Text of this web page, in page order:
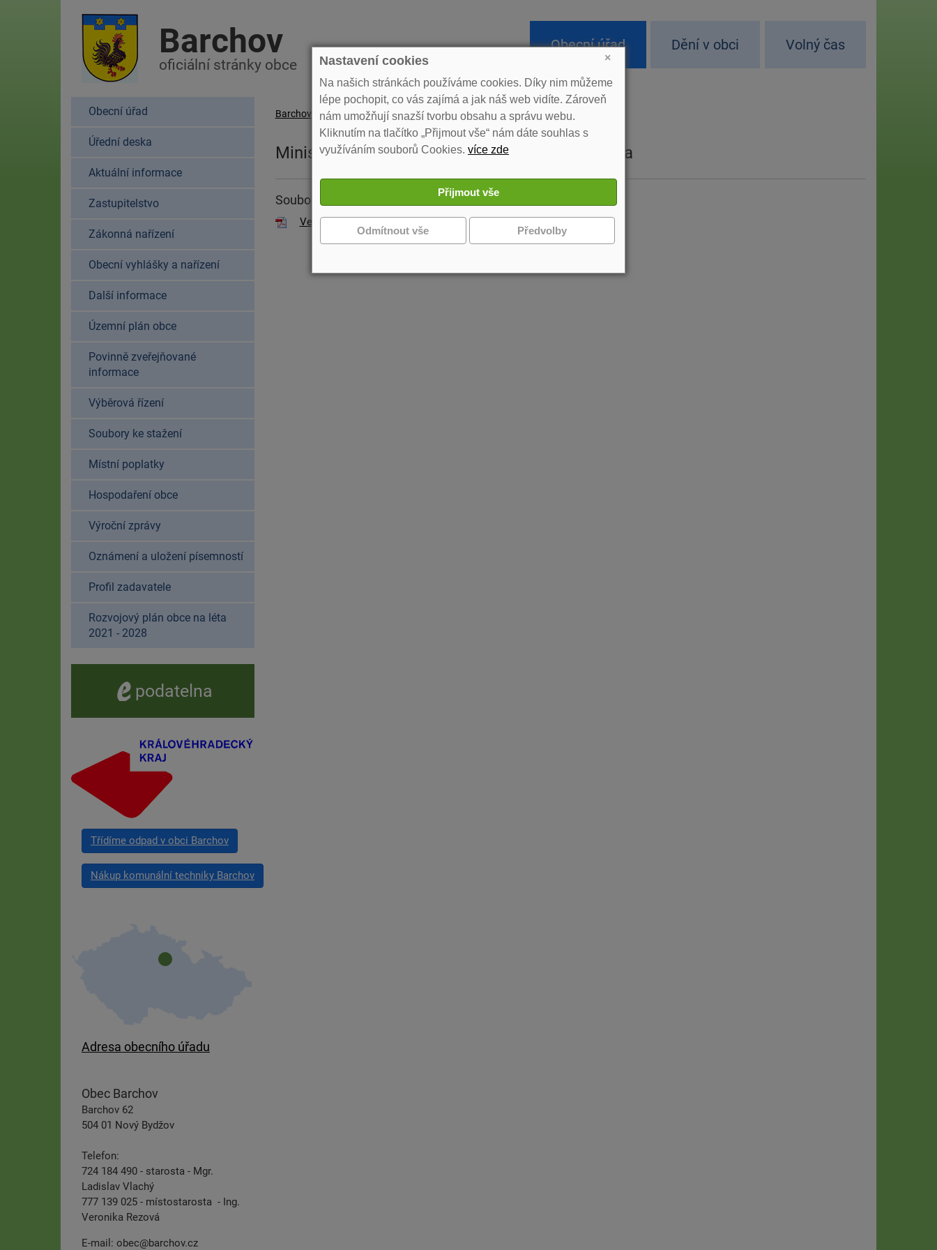
Barchov
oficiální stránky obce
Obecní úřad Dění v obci Volný čas
Obecní úřad
Úřední deska
Aktuální informace
Zastupitelstvo
Zákonná nařízení
Obecní vyhlášky a nařízení
Další informace
Územní plán obce
Povinně zveřejňované
informace
Výběrová řízení
Soubory ke stažení
Místní poplatky
Hospodaření obce
Výroční zprávy
Oznámení a uložení písemností
Profil zadavatele
Rozvojový plán obce na léta
2021 - 2028
Barchov »Ministerstvo pro místní rozvoj - veřejná vyhláška
Ministerstvo pro místní rozvoj - veřejná vyhláška
Soubory ke stažení
Veřejná vyhláška
e -podatelna
Třídíme odpad v obci Barchov
Nákup komunální techniky Barchov
Adresa obecního úřadu
Obec Barchov
Barchov 62
504 01 Nový Bydžov
Telefon:
724 184 490 - starosta - Mgr.
Ladislav Vlachý
777 139 025 - místostarosta - Ing.
Veronika Rezová
E-mail: obec@barchov.cz
×
Nastavení cookies
Na našich stránkách používáme cookies. Díky nim můžeme
lépe pochopit, co vás zajímá a jak náš web vidíte. Zároveň
nám umožňují snazší tvorbu obsahu a správu webu.
Kliknutím na tlačítko „Přijmout vše“ nám dáte souhlas s
využíváním souborů Cookies. více zde